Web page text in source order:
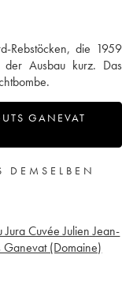
Rebstöcken, die 1959
Ausbau kurz. Das
GANEVAT
Jura Cuvée Julien Jean-
Ganevat (Domaine)